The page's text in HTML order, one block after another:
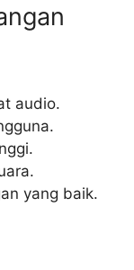
audio.
yang baik.